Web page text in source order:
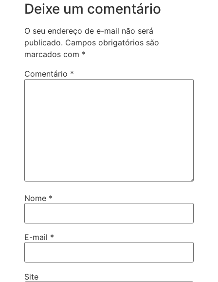
Deixe um comentário
O seu endereço de e-mail não será
publicado. Campos obrigatórios são
marcados com *
Comentário *
Nome *
E-mail *
Site